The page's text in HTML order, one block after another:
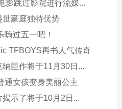
影跳过影院进行流媒...
豪庭独特优势
过五一吧！
TFBOYS再书人气传奇
巨作将于11月30日...
通女孩变身美丽公主
揭示了将于10月2日...